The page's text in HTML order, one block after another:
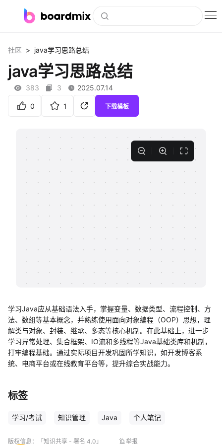
社区资源
下载
私有化部署
客户案例
社区 > java学习思路总结
java学习思路总结
383 3 2025.07.14
0 1 下载模板
学习Java应从基础语法入手，掌握变量、数据类型、流程控制、方
法、数组等基本概念，并熟练使用面向对象编程（OOP）思想，理
解类与对象、封装、继承、多态等核心机制。在此基础上，进一步
学习异常处理、集合框架、IO流和多线程等Java基础类库和机制，
打牢编程基础。通过实际项目开发巩固所学知识，如开发博客系
统、电商平台或在线教育平台等，提升综合实战能力。
标签
学习/考试 知识管理 Java 个人笔记
版权信息： 「知识共享 - 署名 4.0」 举报